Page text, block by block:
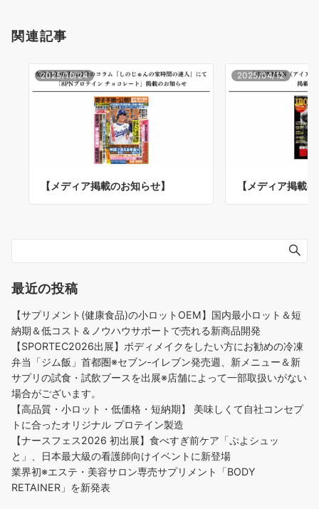
関連記事
2025/10/24
【メディア掲載のお知らせ】
2025/04/12
【メディア掲載
最近の投稿
【サプリメント(健康食品)の小ロットOEM】国内最小ロット＆短
納期＆低コスト＆ノウハウサポートで売れる新商品開発
【SPORTEC2026出展】ボディメイクをしたい方にお勧めの冷凍
弁当「ジム飯」首都圏※セブン‐イレブン発売週、新メニュー＆新
サプリの試食・試飲ブースを出展※店舗によって一部取扱いがない
場合がございます。
【高品質・小ロット・低価格・短納期】 美味しくて自社コンセプ
トに合ったオリジナル プロテイン製造
【ナースフェス2026 初出展】食べすぎ前ケア「ぷよシュッ
と」、日本最大級の看護師向けイベントに新登場
業界初※エステ・美容サロン専売サプリメント「BODY
RETAINER」を新発表